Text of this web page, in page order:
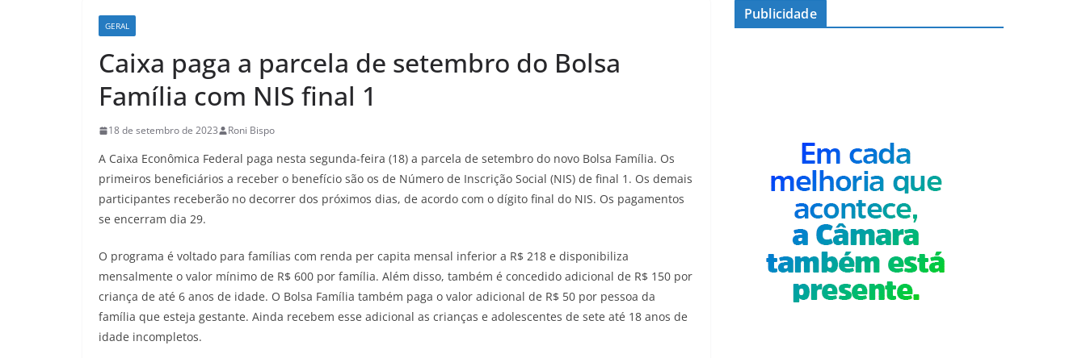
GERAL
Caixa paga a parcela de setembro do Bolsa
Família com NIS final 1
18 de setembro de 2023 Roni Bispo
A Caixa Econômica Federal paga nesta segunda-feira (18) a parcela de setembro do novo Bolsa Família. Os
primeiros beneficiários a receber o benefício são os de Número de Inscrição Social (NIS) de final 1. Os demais
participantes receberão no decorrer dos próximos dias, de acordo com o dígito final do NIS. Os pagamentos
se encerram dia 29.
O programa é voltado para famílias com renda per capita mensal inferior a R$ 218 e disponibiliza
mensalmente o valor mínimo de R$ 600 por família. Além disso, também é concedido adicional de R$ 150 por
criança de até 6 anos de idade. O Bolsa Família também paga o valor adicional de R$ 50 por pessoa da
família que esteja gestante. Ainda recebem esse adicional as crianças e adolescentes de sete até 18 anos de
idade incompletos.
Publicidade